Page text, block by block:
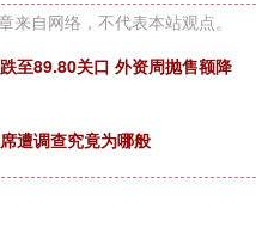
来自网络，不代表本站观点。
至89.80关口 外资周抛售额降
遭调查究竟为哪般